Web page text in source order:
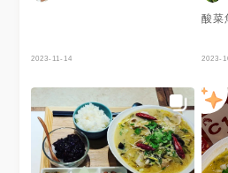
2023-11-14
酸菜
2023-